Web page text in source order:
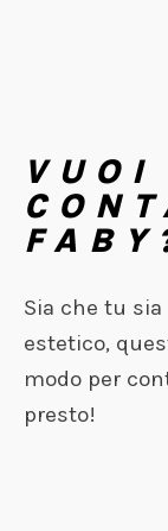
Sia che tu
estetico,
modo per
presto!